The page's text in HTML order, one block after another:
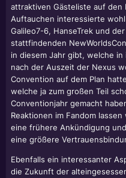
attraktiven Gästeliste auf
Auftauchen interessierte
Galileo7-6, HanseTrek und
stattfindenden
in diesem Jahr gibt, welche
nach der Auszeit der Nexus
Convention auf dem Plan
welche ja zum großen Teil
Conventionjahr gemacht
Reaktionen im Fandom
eine frühere Ankündigung
eine größere
Ebenfalls ein interessanter
die Zukunft der